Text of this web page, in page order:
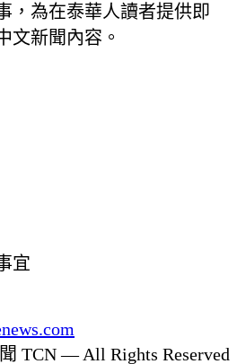
，為在泰華人讀者提供即
文新聞內容。
宜
TCN — All Rights Reserved